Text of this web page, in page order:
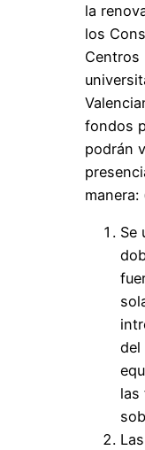
la
los
Centros
fondos
podrán
Se
del
las